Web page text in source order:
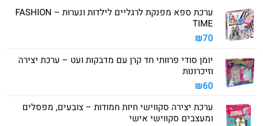
ערכת ספא מפנקת לרגליים לילדות ונערות – FASHION
TIME
₪70
יומן סודי פרוותי חד קרן עם מדבקות ועט – ערכת יצירה
וזיכרונות
₪60
ערכת יצירה סקווישי חיות חמודות – צובעים, מפסלים
ומעצבים סקווישי אישי